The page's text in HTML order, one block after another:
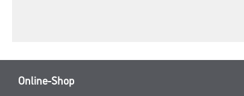
Online-Shop